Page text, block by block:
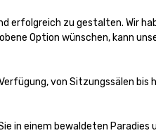
erfolgreich zu gestalten. Wir
Option wünschen, kann
von Sitzungssälen bis
in einem bewaldeten Paradies